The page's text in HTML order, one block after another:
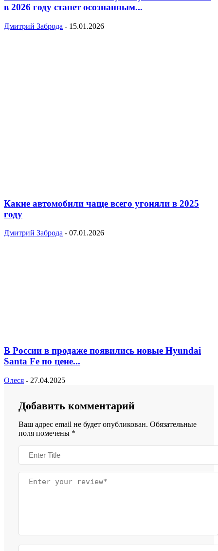
в 2026 году станет осознанным...
Дмитрий Заброда - 15.01.2026
Какие автомобили чаще всего угоняли в 2025
году
Дмитрий Заброда - 07.01.2026
В России в продаже появились новые Hyundai
Santa Fe по цене...
Олеся - 27.04.2025
Добавить комментарий
Ваш адрес email не будет опубликован. Обязательные
поля помечены *